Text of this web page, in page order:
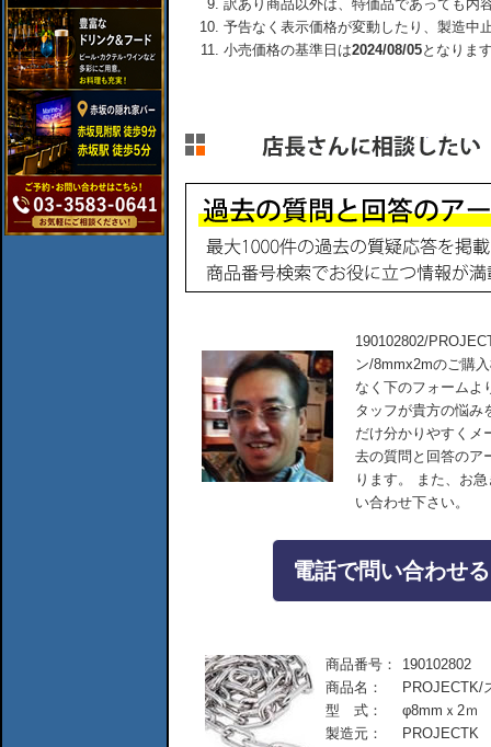
訳あり商品以外は、特価品であっても内
予告なく表示価格が変動したり、製造中
小売価格の基準日は2024/08/05となりま
190102802/
ン/8mmx2mのご購
なく下のフォームよ
タッフが貴方の悩み
だけ分かりやすくメ
去の質問と回答のア
ります。 また、お
い合わせ下さい。
電話で問い合わせ
商品番号：
190102802
商品名：
PROJECTK/
型 式：
φ8mmｘ2ｍ
製造元：
PROJECTK